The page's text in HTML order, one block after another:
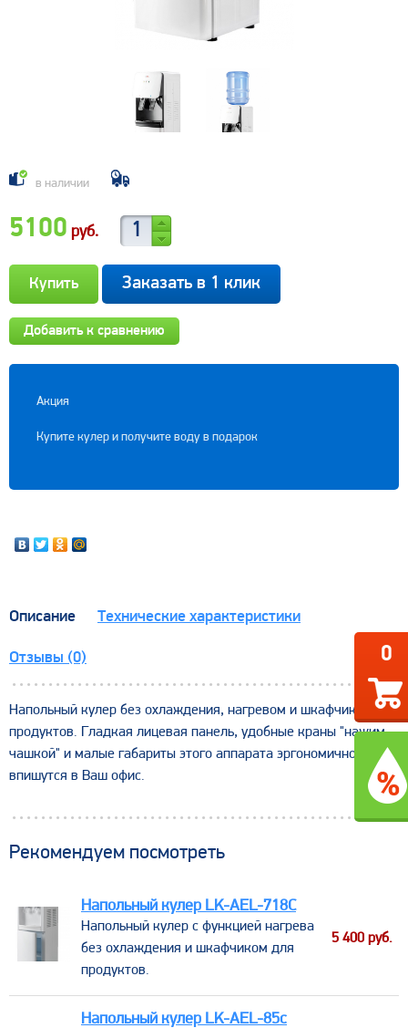
в наличии
5100 руб.
Заказать в 1 клик
Добавить к сравнению
Акция
Купите кулер и получите воду в подарок
Описание Технические характеристики
Отзывы (0)
Напольный кулер без охлаждения, нагревом и шкафчиком для
продуктов. Гладкая лицевая панель, удобные краны "нажим
чашкой" и малые габариты этого аппарата эргономично
впишутся в Ваш офис.
Рекомендуем посмотреть
Напольный кулер LK-AEL-718C
​Напольный кулер с функцией нагрева
без охлаждения и шкафчиком для
продуктов.
5 400 руб.
Напольный кулер LK-AEL-85c
0